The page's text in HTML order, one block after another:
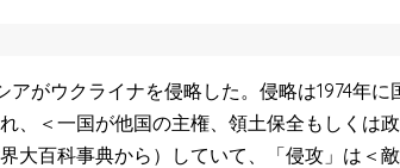
アがウクライナを侵略した。侵略は1974年
、＜一国が他国の主権、領土保全もしくは
大百科事典から）していて、「侵攻」は＜